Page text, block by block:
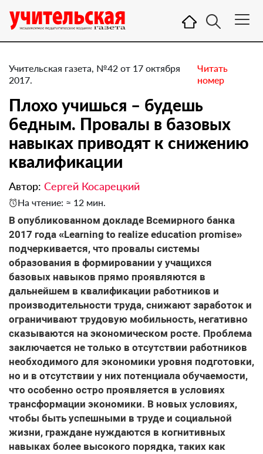
Учительская газета, №42 от 17 октября
2017.
Читать
номер
Плохо учишься – будешь
бедным. Провалы в базовых
навыках приводят к снижению
квалификации
Автор: Сергей Косарецкий
На чтение: ≈ 12 мин.
В опубликованном докладе Всемирного банка
2017 года «Learning to realize education promise»
подчеркивается, что провалы системы
образования в формировании у учащихся
базовых навыков прямо проявляются в
дальнейшем в квалификации работников и
производительности труда, снижают заработок и
ограничивают трудовую мобильность, негативно
сказываются на экономическом росте. Проблема
заключается не только в отсутствии работников
необходимого для экономики уровня подготовки,
но и в отсутствии у них потенциала обучаемости,
что особенно остро проявляется в условиях
трансформации экономики. В новых условиях,
чтобы быть успешными в труде и социальной
жизни, граждане нуждаются в когнитивных
навыках более высокого порядка, таких как